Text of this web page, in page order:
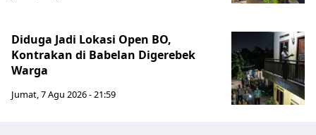
Diduga Jadi Lokasi Open BO,
Kontrakan di Babelan Digerebek
Warga
Jumat, 7 Agu 2026 - 21:59